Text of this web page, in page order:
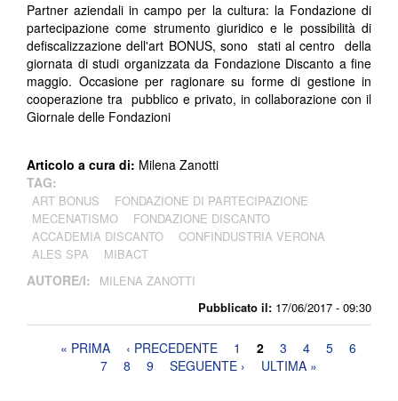
Pubblicato il: 17/06/2017 - 09:30
Partner aziendali in campo per la cultura: la Fondazione di
partecipazione come strumento giuridico e le possibilità di
defiscalizzazione dell'art BONUS, sono stati al centro della
giornata di studi organizzata da Fondazione Discanto a fine
maggio. Occasione per ragionare su forme di gestione in
cooperazione tra pubblico e privato, in collaborazione con il
Giornale delle Fondazioni
Articolo a cura di: Milena Zanotti
TAG:
ART BONUS
FONDAZIONE DI PARTECIPAZIONE
MECENATISMO
FONDAZIONE DISCANTO
ACCADEMIA DISCANTO
CONFINDUSTRIA VERONA
ALES SPA
MIBACT
AUTORE/I: MILENA ZANOTTI
Pagine« PRIMA ‹ PRECEDENTE 1 2 3 4 5
6
7
8 9 SEGUENTE › ULTIMA »